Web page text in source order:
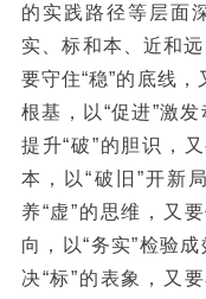
的实践路径等层面
实、标和本、近和
要守住“稳”的底线，
根基，以“促进”激发
提升“破”的胆识，
本，以“破旧”开新局
养“虚”的思维，又
向，以“务实”检验成
决“标”的表象，又